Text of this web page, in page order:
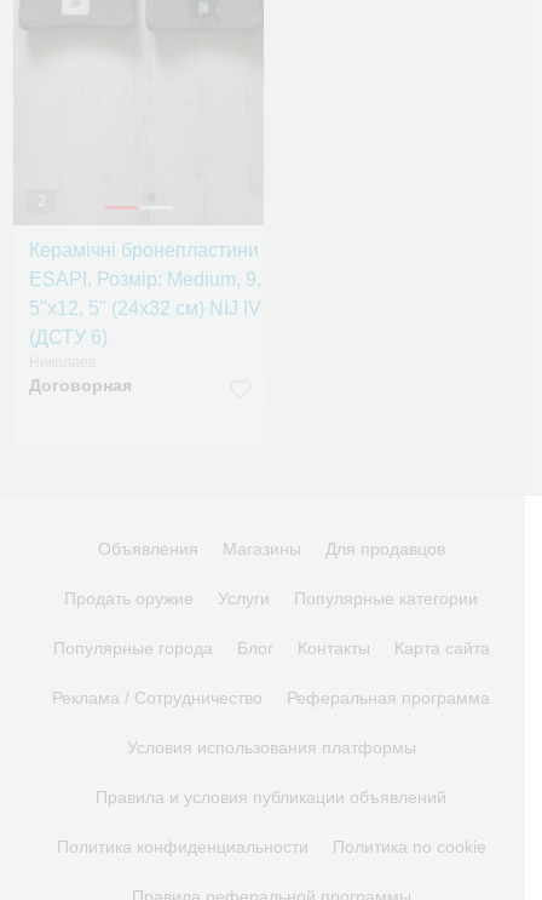
2
Керамічні бронепластини
ESAPI, Розмір: Medium, 9,
5"х12, 5" (24х32 см) NIJ IV
(ДСТУ 6)
Договорная
Объявления Магазины Для продавцов
Продать оружие Услуги Популярные категории
Популярные города Блог Контакты Карта сайта
Реклама / Сотрудничество Реферальная программа
Условия использования платформы
Правила и условия публикации объявлений
Политика конфиденциальности Политика по cookie